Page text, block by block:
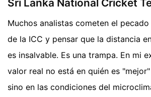
Sri Lanka National Cricket
Muchos analistas cometen el
de la ICC y pensar que la distancia
es insalvable. Es una trampa. En mi
valor real no está en quién es
sino en las condiciones del